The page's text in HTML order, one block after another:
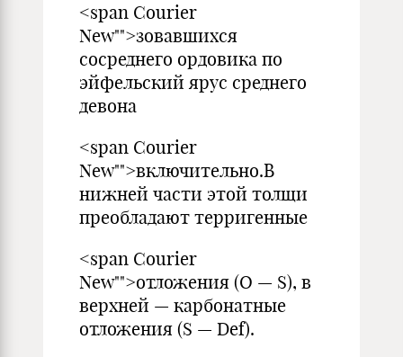
<span Courier
New"">зовавшихся
сосреднего ордовика по
эйфельский ярус среднего
девона
<span Courier
New"">включительно.В
нижней части этой толщи
преобладают терригенные
<span Courier
New"">отложения (О — S), в
верхней — карбонатные
отложения (S — Def).